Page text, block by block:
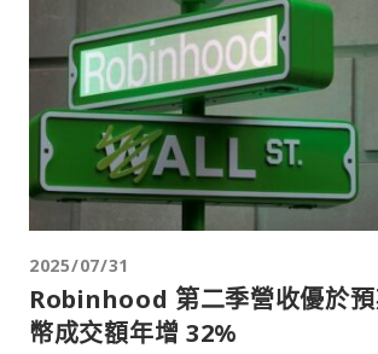
2025/07/31
Robinhood 第二季營收優於
幣成交額年增 32%